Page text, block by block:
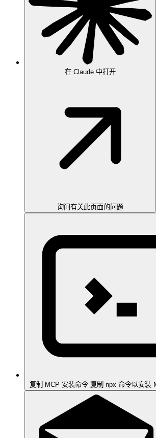
在 Claude 中打开
询问有关此页面的问题
复制 MCP 安装命令 复制 npx 命令以安装